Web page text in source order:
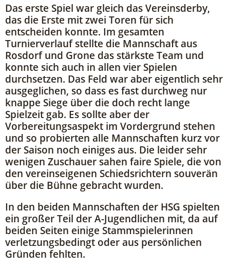
Das erste Spiel war gleich das Vereinsderby,
das die Erste mit zwei Toren für sich
entscheiden konnte. Im gesamten
Turnierverlauf stellte die Mannschaft aus
Rosdorf und Grone das stärkste Team und
konnte sich auch in allen vier Spielen
durchsetzen. Das Feld war aber eigentlich sehr
ausgeglichen, so dass es fast durchweg nur
knappe Siege über die doch recht lange
Spielzeit gab. Es sollte aber der
Vorbereitungsaspekt im Vordergrund stehen
und so probierten alle Mannschaften kurz vor
der Saison noch einiges aus. Die leider sehr
wenigen Zuschauer sahen faire Spiele, die von
den vereinseigenen Schiedsrichtern souverän
über die Bühne gebracht wurden.
In den beiden Mannschaften der HSG spielten
ein großer Teil der A-Jugendlichen mit, da auf
beiden Seiten einige Stammspielerinnen
verletzungsbedingt oder aus persönlichen
Gründen fehlten.